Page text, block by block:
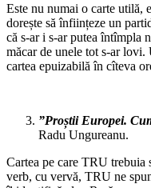
Este nu numai o carte utilă,
dorește să înființeze un
că s-ar i s-ar putea întîmpla
măcar de unele tot s-ar
cartea epuizabilă în cîteva
”Proștii Europei.
Radu Ungureanu.
Cartea pe care TRU trebuia
verb, cu vervă, TRU ne